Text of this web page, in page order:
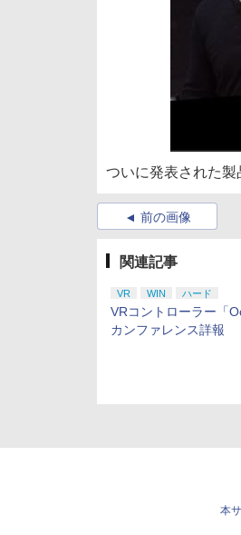
ついに発表された製
前の画像
関連記事
VR WIN ハード
VRコントローラー「
カンファレンス詳報
本